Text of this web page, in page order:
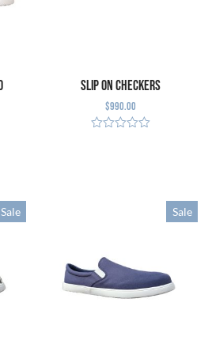
Slip on Checkers
$990.00
Sale Sale